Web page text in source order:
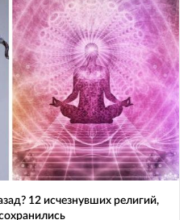
12 исчезнувших религий,